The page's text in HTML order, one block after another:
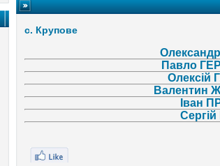
с. Крупове
Павло
Олексій
Валентин
Іван